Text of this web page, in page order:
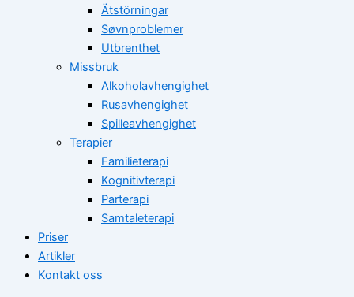
Ätstörningar
Søvnproblemer
Utbrenthet
Missbruk
Alkoholavhengighet
Rusavhengighet
Spilleavhengighet
Terapier
Familieterapi
Kognitivterapi
Parterapi
Samtaleterapi
Priser
Artikler
Kontakt oss